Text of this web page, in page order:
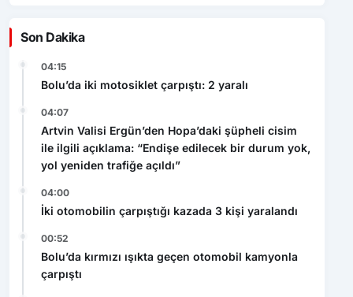
Son Dakika
04:15
Bolu’da iki motosiklet çarpıştı: 2 yaralı
04:07
Artvin Valisi Ergün’den Hopa’daki şüpheli cisim
ile ilgili açıklama: “Endişe edilecek bir durum yok,
yol yeniden trafiğe açıldı”
04:00
İki otomobilin çarpıştığı kazada 3 kişi yaralandı
00:52
Bolu’da kırmızı ışıkta geçen otomobil kamyonla
çarpıştı